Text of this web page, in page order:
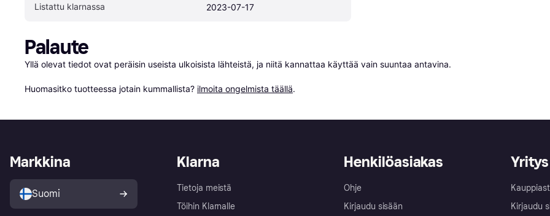
Listattu klarnassa 2023-07-17
Palaute
Yllä olevat tiedot ovat peräisin useista ulkoisista lähteistä, ja niitä kannattaa käyttää vain suuntaa antavina.
Huomasitko tuotteessa jotain kummallista? ilmoita ongelmista täällä.
Klarna
Tietoja meistä
Töihin Klarnalle
Henkilöasiakas
Ohje
Kirjaudu sisään
Yritys
Kirjaudu
Markkina
Suomi